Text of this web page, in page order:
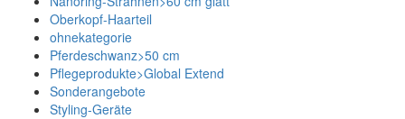
Oberkopf-Haarteil
ohnekategorie
Pferdeschwanz>50 cm
Pflegeprodukte>Global Extend
Sonderangebote
Styling-Geräte